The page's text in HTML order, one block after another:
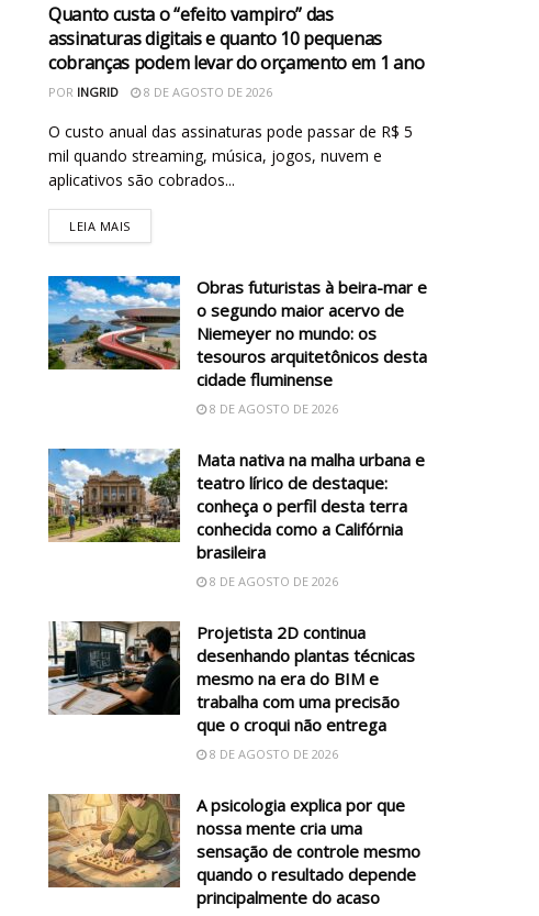
Quanto custa o “efeito vampiro” das
assinaturas digitais e quanto 10 pequenas
cobranças podem levar do orçamento em 1 ano
POR INGRID 8 DE AGOSTO DE 2026
O custo anual das assinaturas pode passar de R$ 5
mil quando streaming, música, jogos, nuvem e
aplicativos são cobrados...
LEIA MAIS
Obras futuristas à beira-mar e
o segundo maior acervo de
Niemeyer no mundo: os
tesouros arquitetônicos desta
cidade fluminense
8 DE AGOSTO DE 2026
Mata nativa na malha urbana e
teatro lírico de destaque:
conheça o perfil desta terra
conhecida como a Califórnia
brasileira
8 DE AGOSTO DE 2026
Projetista 2D continua
desenhando plantas técnicas
mesmo na era do BIM e
trabalha com uma precisão
que o croqui não entrega
8 DE AGOSTO DE 2026
A psicologia explica por que
nossa mente cria uma
sensação de controle mesmo
quando o resultado depende
principalmente do acaso